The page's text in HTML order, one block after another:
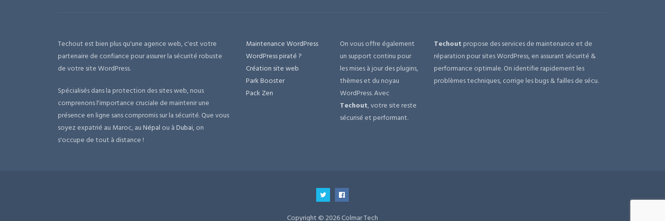
Techout est bien plus qu'une agence web, c'est votre
partenaire de confiance pour assurer la sécurité robuste
de votre site WordPress.
Spécialisés dans la protection des sites web, nous
comprenons l'importance cruciale de maintenir une
présence en ligne sans compromis sur la sécurité. Que vous
soyez expatrié au Maroc, auNépal ou àDubai, on
s'occupe de tout à distance !
Maintenance WordPress
WordPress piraté ?
Création site web
Park Booster
Pack Zen
On vous offre également
un support continu pour
les mises à jour des plugins,
thèmes et du noyau
WordPress. Avec
Techout, votre site reste
sécurisé et performant.
Techout propose des services de maintenance et de
réparation pour sites WordPress, en assurant sécurité &
performance optimale. On identifie rapidement les
problèmes techniques, corrige les bugs & failles de sécu.
Copyright © 2026 Colmar Tech